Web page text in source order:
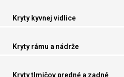
Kryty kyvnej vidlice
Kryty rámu a nádrže
Kryty tlmičov predné a zadné